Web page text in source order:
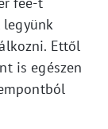
Ettől
is egészen